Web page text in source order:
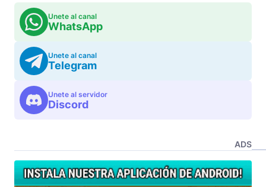
Unete al canal
WhatsApp
Unete al canal
Telegram
Unete al servidor
Discord
ADS